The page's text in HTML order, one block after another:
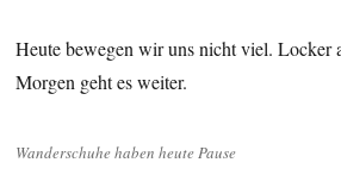
Heute bewegen wir uns nicht viel. Locker
Morgen geht es weiter.
Wanderschuhe haben heute Pause